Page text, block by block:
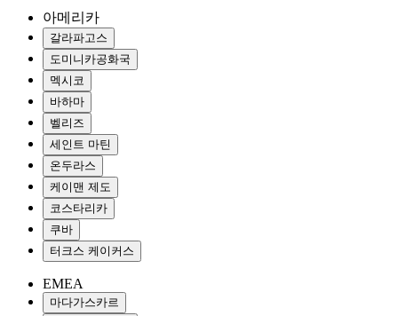
아메리카
갈라파고스
도미니카공화국
멕시코
바하마
벨리즈
세인트 마틴
온두라스
케이맨 제도
코스타리카
쿠바
터크스 케이커스
EMEA
마다가스카르